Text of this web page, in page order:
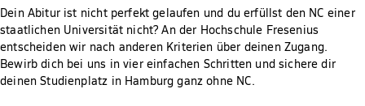
Dein Abitur ist nicht perfekt gelaufen und du erfüllst den NC einer
staatlichen Universität nicht? An der Hochschule Fresenius
entscheiden wir nach anderen Kriterien über deinen Zugang.
Bewirb dich bei uns in vier einfachen Schritten und sichere dir
deinen Studienplatz in Hamburg ganz ohne NC.